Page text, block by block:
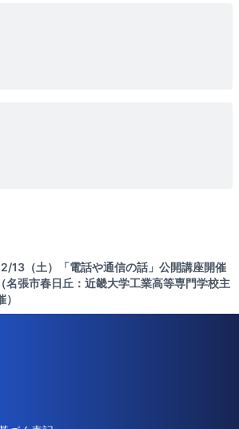
13（土）「電話や通信の話」公開講座開催
（名張市春日丘：近畿大学工業高等専門学校主
）